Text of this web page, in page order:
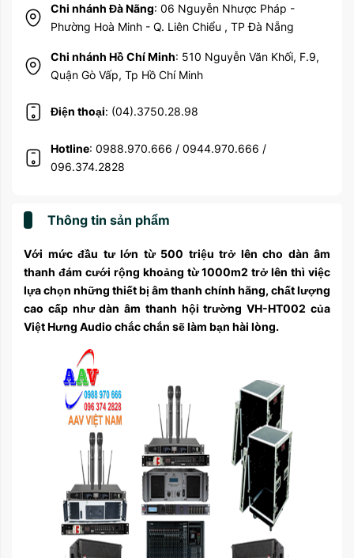
Chi nhánh Đà Nãng: 06 Nguyễn Nhược Pháp -
Phường Hoà Minh - Q. Liên Chiểu , TP Đà Nẵng
Chi nhánh Hồ Chí Minh: 510 Nguyễn Văn Khối, F.9,
Quận Gò Vấp, Tp Hồ Chí Minh
Điện thoại: (04).3750.28.98
Hotline: 0988.970.666 / 0944.970.666 /
096.374.2828
Thông tin sản phẩm
Với mức đầu tư lớn từ 500 triệu trở lên cho dàn âm
thanh đám cưới rộng khoảng từ 1000m2 trở lên thì việc
lựa chọn những thiết bị âm thanh chính hãng, chất lượng
cao cấp như dàn âm thanh hội trường VH-HT002 của
Việt Hưng Audio chắc chắn sẽ làm bạn hài lòng.